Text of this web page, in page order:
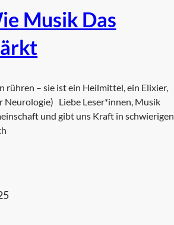
Musik Das
rühren – sie ist ein Heilmittel, ein Elixier,
Neurologie) Liebe Leser*innen, Musik
und gibt uns Kraft in schwierigen